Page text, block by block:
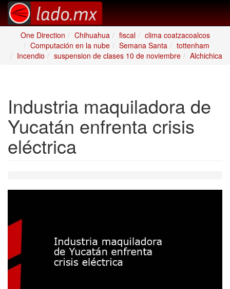
One Direction Chihuahua fiscal
clima coatzacoalcos
Computación en la nube
Semana Santa
tottenham
Incendio
suspension de clases 10 de noviembre Alchichica
Industria maquiladora de
Yucatán enfrenta crisis
eléctrica